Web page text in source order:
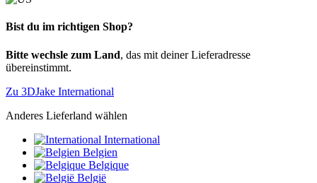
Bist du im richtigen Shop?
Bitte wechsle zum Land, das mit deiner Lieferadresse
übereinstimmt.
Zu 3DJake International
Anderes Lieferland wählen
International
Belgien
Belgique
België